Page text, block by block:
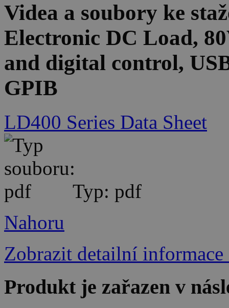
Videa a soubory ke
Electronic DC Load,
and digital control,
GPIB
LD400 Series Data Sheet
Typ: pdf
Nahoru
Zobrazit detailní informace
Produkt je zařazen v